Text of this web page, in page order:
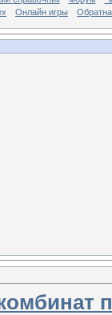
Онлайн игры